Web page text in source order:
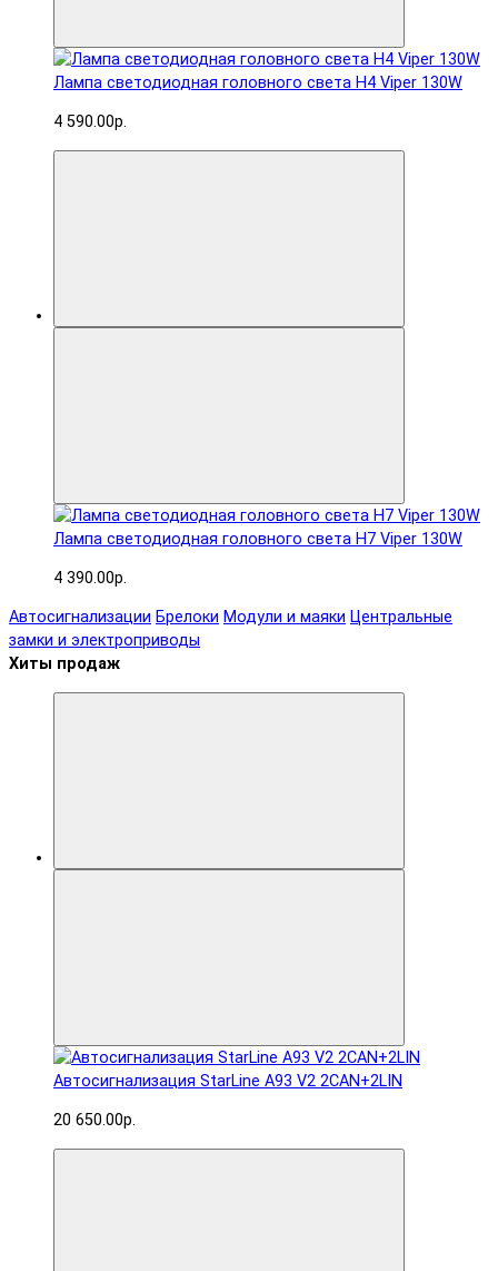
Лампа светодиодная головного света H4 Viper 130W
4 590.00р.
Лампа светодиодная головного света H7 Viper 130W
4 390.00р.
Автосигнализации Брелоки Модули и маяки Центральные
замки и электроприводы
Хиты продаж
Автосигнализация StarLine A93 V2 2CAN+2LIN
20 650.00р.